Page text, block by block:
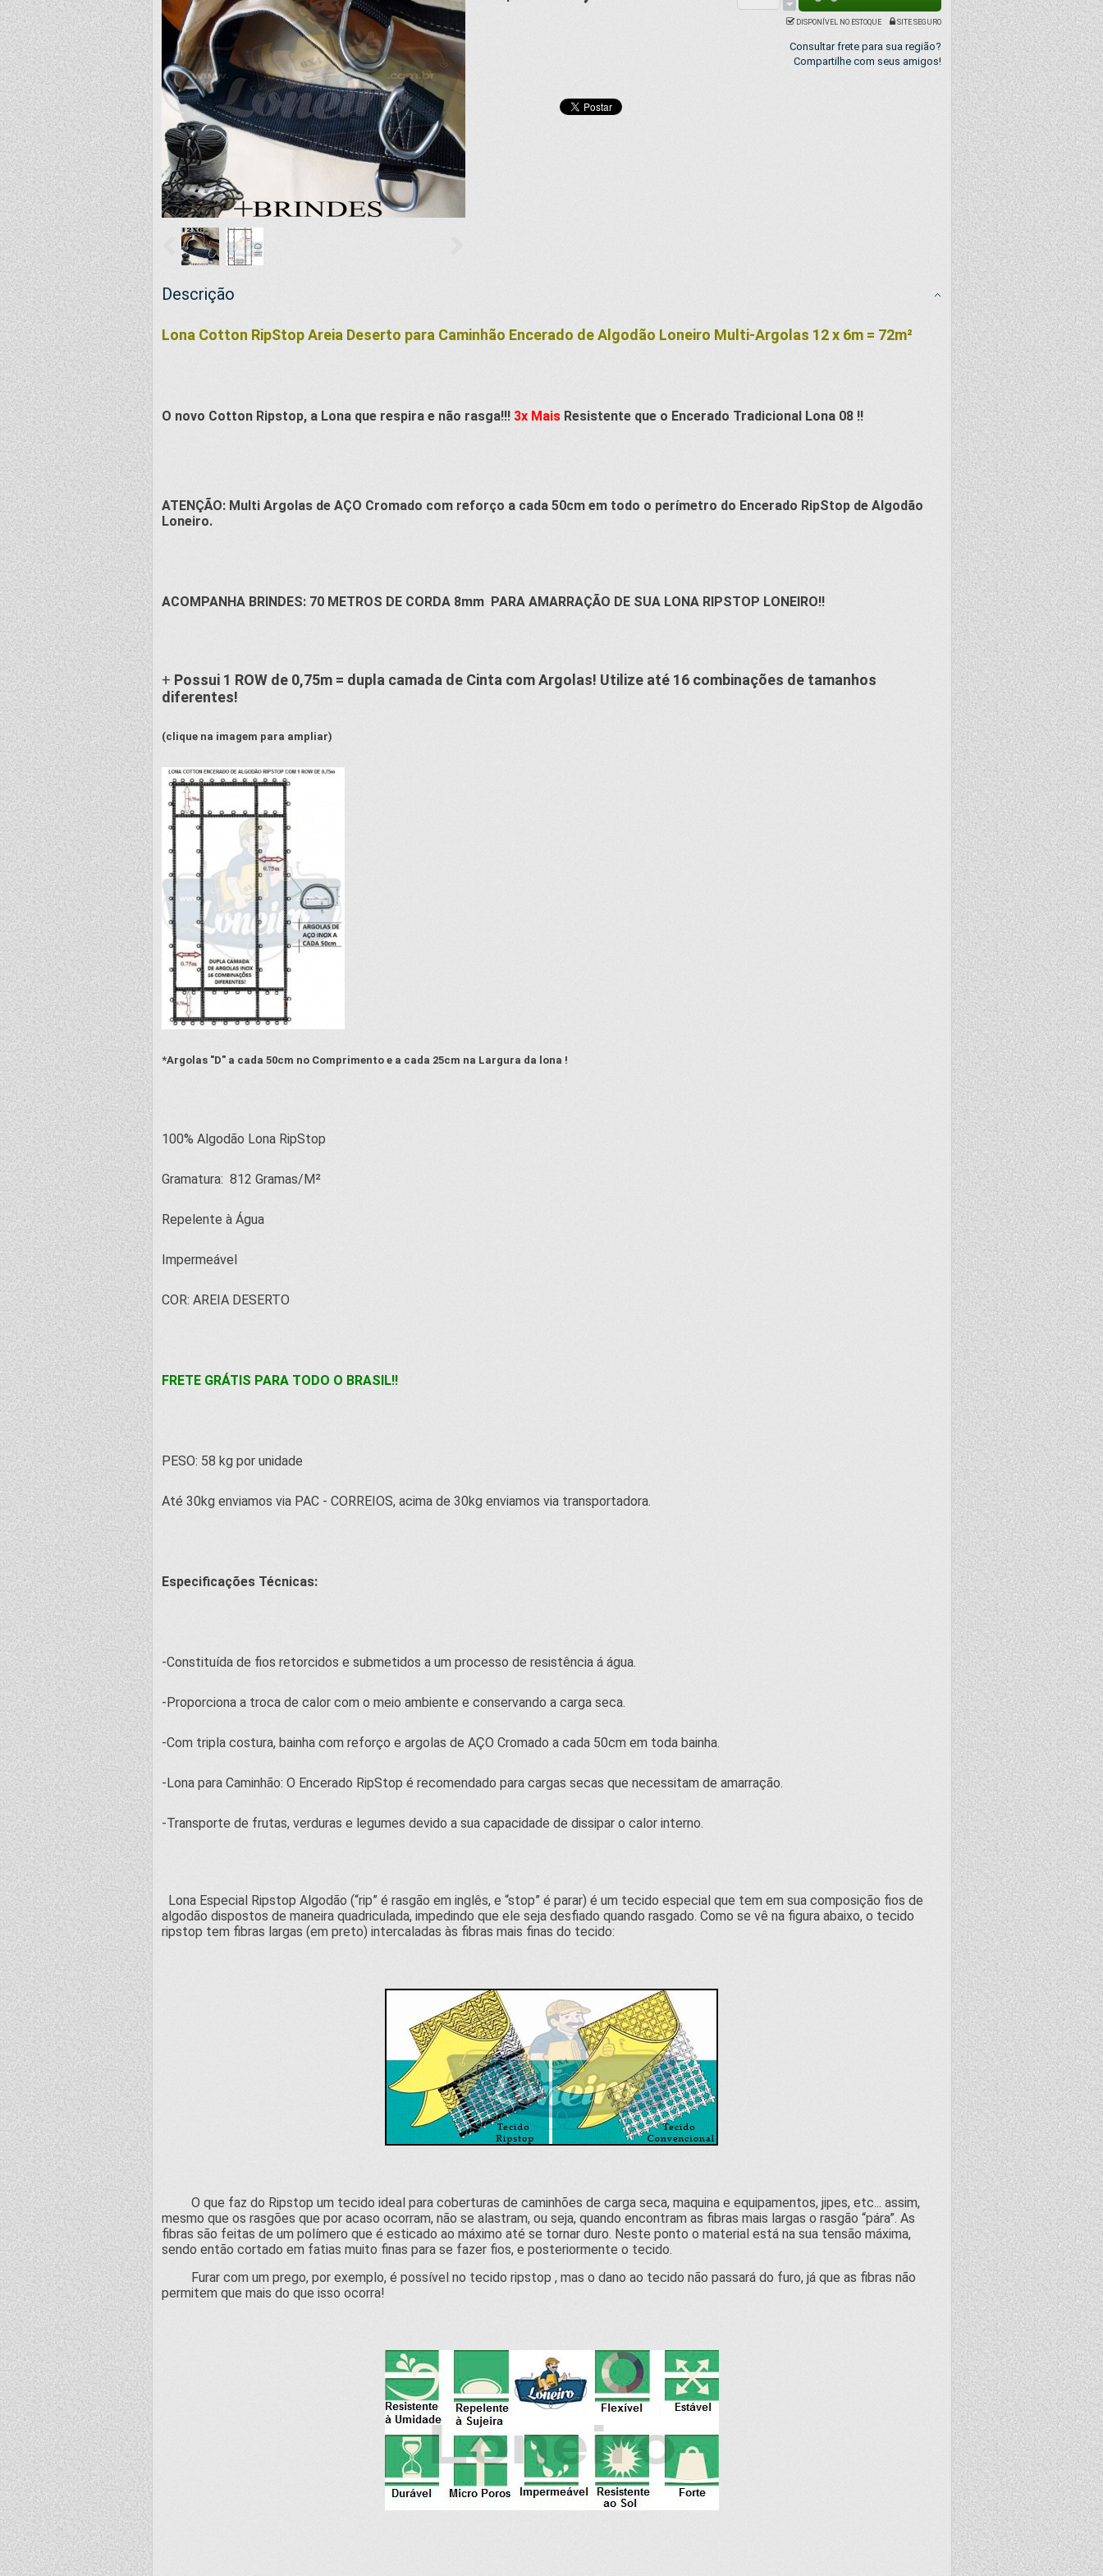
DISPONÍVEL NO ESTOQUE SITE SEGURO
Consultar frete para sua região?
Compartilhe com seus amigos!
Descrição
Lona Cotton RipStop Areia Deserto para Caminhão Encerado de Algodão Loneiro Multi-Argolas 12 x 6m = 72m²
O novo Cotton Ripstop, a Lona que respira e não rasga!!! 3x Mais Resistente que o Encerado Tradicional Lona 08 !!
ATENÇÃO: Multi Argolas de AÇO Cromado com reforço a cada 50cm em todo o perímetro do Encerado RipStop de Algodão
Loneiro.
ACOMPANHA BRINDES: 70 METROS DE CORDA 8mm PARA AMARRAÇÃO DE SUA LONA RIPSTOP LONEIRO!!
+ Possui 1 ROW de 0,75m = dupla camada de Cinta com Argolas! Utilize até 16 combinações de tamanhos
diferentes!
(clique na imagem para ampliar)
*Argolas "D" a cada 50cm no Comprimento e a cada 25cm na Largura da lona !
100% Algodão Lona RipStop
Gramatura: 812 Gramas/M²
Repelente à Água
Impermeável
COR: AREIA DESERTO
FRETE GRÁTIS PARA TODO O BRASIL!!
PESO: 58 kg por unidade
Até 30kg enviamos via PAC - CORREIOS, acima de 30kg enviamos via transportadora.
Especificações Técnicas:
-Constituída de fios retorcidos e submetidos a um processo de resistência á água.
-Proporciona a troca de calor com o meio ambiente e conservando a carga seca.
-Com tripla costura, bainha com reforço e argolas de AÇO Cromado a cada 50cm em toda bainha.
-Lona para Caminhão: O Encerado RipStop é recomendado para cargas secas que necessitam de amarração.
-Transporte de frutas, verduras e legumes devido a sua capacidade de dissipar o calor interno.
Lona Especial Ripstop Algodão (“rip” é rasgão em inglês, e “stop” é parar) é um tecido especial que tem em sua composição fios de
algodão dispostos de maneira quadriculada, impedindo que ele seja desfiado quando rasgado. Como se vê na figura abaixo, o tecido
ripstop tem fibras largas (em preto) intercaladas às fibras mais finas do tecido:
O que faz do Ripstop um tecido ideal para coberturas de caminhões de carga seca, maquina e equipamentos, jipes, etc... assim,
mesmo que os rasgões que por acaso ocorram, não se alastram, ou seja, quando encontram as fibras mais largas o rasgão “pára”. As
fibras são feitas de um polímero que é esticado ao máximo até se tornar duro. Neste ponto o material está na sua tensão máxima,
sendo então cortado em fatias muito finas para se fazer fios, e posteriormente o tecido.
Furar com um prego, por exemplo, é possível no tecido ripstop , mas o dano ao tecido não passará do furo, já que as fibras não
permitem que mais do que isso ocorra!